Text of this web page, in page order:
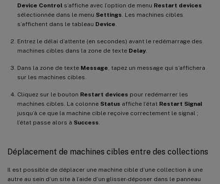
Device Control s’affiche avec l’option de menu Restart devices
sélectionnée dans le menu Settings . Les machines cibles
s’affichent dans le tableau Device
Entrez le délai d’attente (en secondes) avant le redémarrage des
machines cibles dans la zone de texte Delay
Dans la zone de texte Message , tapez un message qui s’affichera
sur les machines cibles.
Cliquez sur le bouton Restart devices pour redémarrer les
machines cibles. La colonne Status affiche l’état Restart Signal
jusqu’à ce que la machine cible reçoive correctement le signal ;
l’état passe alors à Success
Déplacement de machines cibles entre des collections
Il est possible de déplacer une machine cible d’une collection à une
autre au sein d’un site à l’aide d’un glisser-déposer dans le panneau